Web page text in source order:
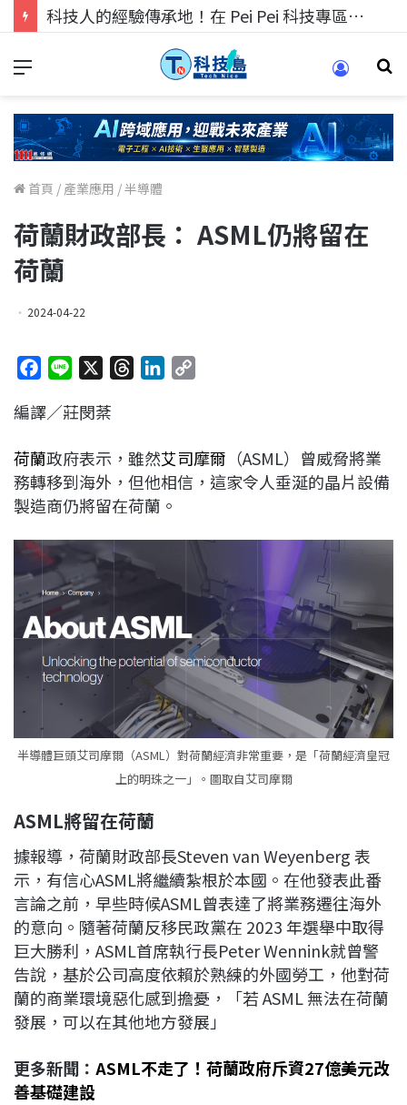
科技人的經驗傳承地！在 Pei Pei 科技專區，與學弟妹交流最硬核的技術
首頁 / 產業應用 /半導體
荷蘭財政部長： ASML仍將留在
荷蘭
2024-04-22
c
b
o
o
n
a
d
s
e
d
I
L
編譯／莊閔棻
荷蘭政府表示，雖然艾司摩爾 （ASML）曾威脅將業
務轉移到海外，但他相信，這家令人垂涎的晶片設備
製造商仍將留在荷蘭。
半導體巨頭艾司摩爾（ASML）對荷蘭經濟非常重要，是「荷蘭經濟皇冠
上的明珠之一」。圖取自艾司摩爾
ASML將留在荷蘭
據報導，荷蘭財政部長Steven van Weyenberg 表
示，有信心ASML將繼續紮根於本國。在他發表此番
言論之前，早些時候ASML曾表達了將業務遷往海外
的意向。隨著荷蘭反移民政黨在 2023 年選舉中取得
巨大勝利，ASML首席執行長Peter Wennink就曾警
告說，基於公司高度依賴於熟練的外國勞工，他對荷
蘭的商業環境惡化感到擔憂，「若 ASML 無法在荷蘭
發展，可以在其他地方發展」
更多新聞： ASML不走了！荷蘭政府斥資27億美元改
善基礎建設